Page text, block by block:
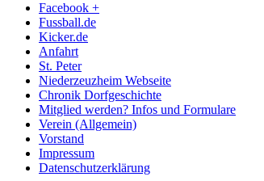
Facebook +
Fussball.de
Kicker.de
Anfahrt
St. Peter
Niederzeuzheim Webseite
Chronik Dorfgeschichte
Mitglied werden? Infos und Formulare
Verein (Allgemein)
Vorstand
Impressum
Datenschutzerklärung